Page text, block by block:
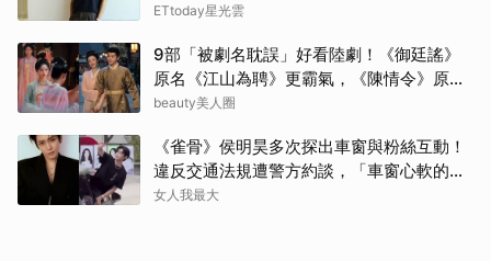
ETtoday星光雲
9部「被劇名耽誤」好看陸劇！《御廷謠》
原名《江山為聘》更霸氣，《陳情令》原名
好聽
beauty美人圈
《雀骨》侯明昊多次探出車窗與粉絲互動！
違反交通法規遭警方約談，「車窗心軟的
神」上熱搜
女人我最大